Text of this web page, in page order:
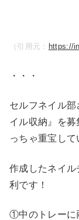
（引用元： https://
・・・
セルフネイル
イル収納』を
っちゃ重宝し
作成したネイ
利です！
①中のトレーに